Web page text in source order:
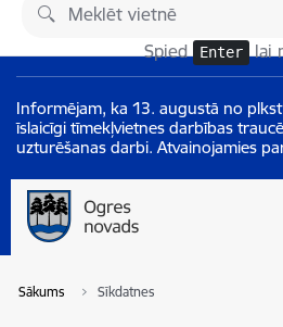
Pāriet uz lapas saturu
Spied Enter lai
Informējam, ka 13. augustā no
īslaicīgi tīmekļvietnes darbības
uzturēšanas darbi. Atvainojamies
Sākums Sīkdatnes